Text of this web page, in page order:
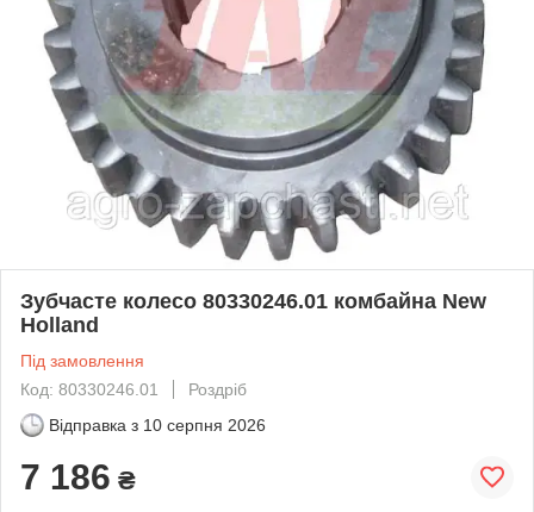
Зубчасте колесо 80330246.01 комбайна New
Holland
Під замовлення
Код: 80330246.01
Роздріб
Відправка з 10 серпня 2026
7 186 ₴